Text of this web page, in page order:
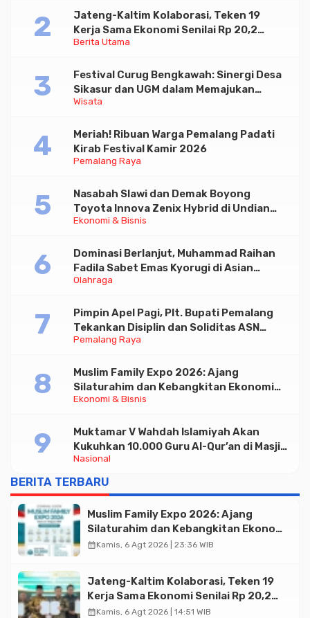
Berita Utama
Jateng-Kaltim Kolaborasi, Teken 19
Kerja Sama Ekonomi Senilai Rp 20,2
Triliun
Wisata
Festival Curug Bengkawah: Sinergi Desa
Sikasur dan UGM dalam Memajukan
Wisata serta UMKM Lokal
Pemalang Raya
Meriah! Ribuan Warga Pemalang Padati
Kirab Festival Kamir 2026
Ekonomi & Bisnis
Nasabah Slawi dan Demak Boyong
Toyota Innova Zenix Hybrid di Undian
Tabungan Bima Bank Jateng
Olahraga
Dominasi Berlanjut, Muhammad Raihan
Fadila Sabet Emas Kyorugi di Asian
Taekwondo Indonesia Open 2026
Pemalang Raya
Pimpin Apel Pagi, Plt. Bupati Pemalang
Tekankan Disiplin dan Soliditas ASN
untuk Pelayanan Publik
Ekonomi & Bisnis
Muslim Family Expo 2026: Ajang
Silaturahim dan Kebangkitan Ekonomi
Halal di Jakarta
Nasional
Muktamar V Wahdah Islamiyah Akan
Kukuhkan 10.000 Guru Al-Qur’an di Masjid
Istiqlal
BERITA TERBARU
Muslim Family Expo 2026: Ajang
Silaturahim dan Kebangkitan Ekonomi
Halal di Jakarta
calendar_monthKamis, 6 Agt 2026 | 23:36 WIB
Jateng-Kaltim Kolaborasi, Teken 19
Kerja Sama Ekonomi Senilai Rp 20,2
Triliun
calendar_monthKamis, 6 Agt 2026 | 14:51 WIB